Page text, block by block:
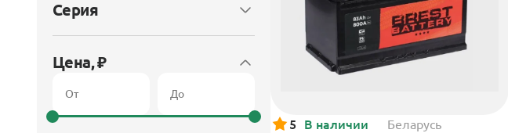
Серия
Цена, ₽
5 В наличии Беларусь